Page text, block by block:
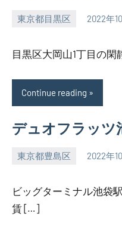
東京都目黒区 2022年
SEZIMO
目黒区大岡山1丁目の
Continue reading
デュオフラッツ
東京都豊島区 2022年
SEZIMO
ビッグターミナル池袋
賃 […]